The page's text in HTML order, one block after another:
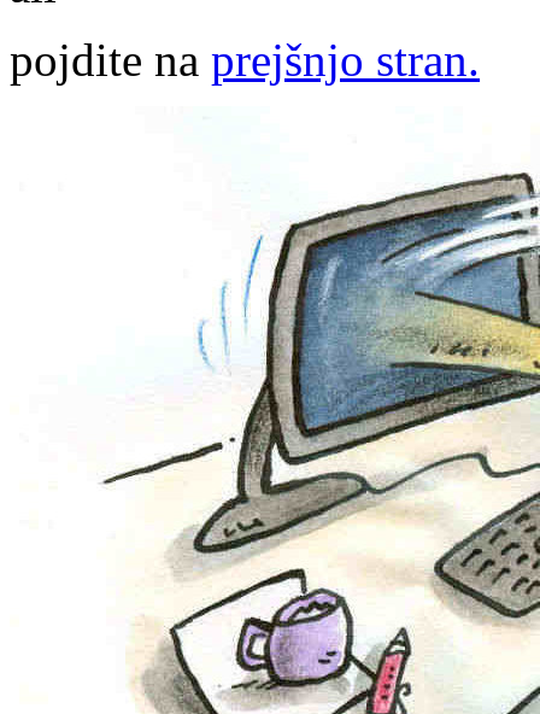
pojdite na prejšnjo stran.